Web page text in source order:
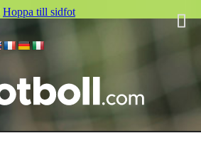
Hoppa till sidfot